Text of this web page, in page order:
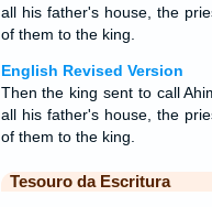
all his father's house, the
of them to the king.
English Revised Version
Then the king sent to call
all his father's house, the
of them to the king.
Tesouro da Escritura